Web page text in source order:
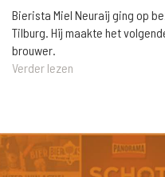
Bierista Miel Neuraij ging op
Tilburg. Hij maakte het
brouwer.
Verder lezen